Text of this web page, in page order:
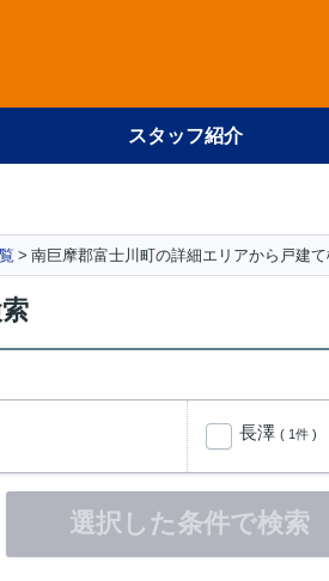
スタッフ紹介
南巨摩郡富士川町の詳細エリアから戸建
長澤 ( 1件 )
選択した条件で検索